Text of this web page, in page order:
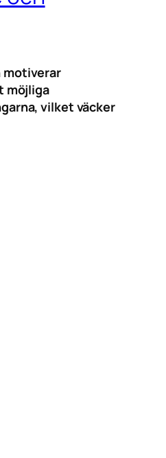
motiverar
möjliga
vilket väcker